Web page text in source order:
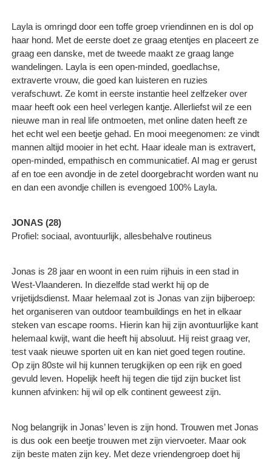
Layla is omringd door een toffe groep vriendinnen en is dol op
haar hond. Met de eerste doet ze graag etentjes en placeert ze
graag een danske, met de tweede maakt ze graag lange
wandelingen. Layla is een open-minded, goedlachse,
extraverte vrouw, die goed kan luisteren en ruzies
verafschuwt. Ze komt in eerste instantie heel zelfzeker over
maar heeft ook een heel verlegen kantje. Allerliefst wil ze een
nieuwe man in real life ontmoeten, met online daten heeft ze
het echt wel een beetje gehad. En mooi meegenomen: ze vindt
mannen altijd mooier in het echt. Haar ideale man is extravert,
open-minded, empathisch en communicatief. Al mag er gerust
af en toe een avondje in de zetel doorgebracht worden want nu
en dan een avondje chillen is evengoed 100% Layla.
JONAS (28)
Profiel: sociaal, avontuurlijk, allesbehalve routineus
Jonas is 28 jaar en woont in een ruim rijhuis in een stad in
West-Vlaanderen. In diezelfde stad werkt hij op de
vrijetijdsdienst. Maar helemaal zot is Jonas van zijn bijberoep:
het organiseren van outdoor teambuildings en het in elkaar
steken van escape rooms. Hierin kan hij zijn avontuurlijke kant
helemaal kwijt, want die heeft hij absoluut. Hij reist graag ver,
test vaak nieuwe sporten uit en kan niet goed tegen routine.
Op zijn 80ste wil hij kunnen terugkijken op een rijk en goed
gevuld leven. Hopelijk heeft hij tegen die tijd zijn bucket list
kunnen afvinken: hij wil op elk continent geweest zijn.
Nog belangrijk in Jonas’ leven is zijn hond. Trouwen met Jonas
is dus ook een beetje trouwen met zijn viervoeter. Maar ook
zijn beste maten zijn key. Met deze vriendengroep doet hij